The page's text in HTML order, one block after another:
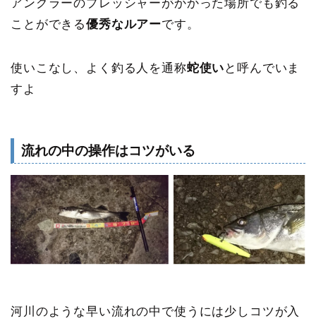
アングラーのプレッシャーがかかった場所でも釣る
ことができる優秀なルアーです。
使いこなし、よく釣る人を通称蛇使い と呼んでいま
すよ
流れの中の操作はコツがいる
河川のような早い流れの中で使うには少しコツが入